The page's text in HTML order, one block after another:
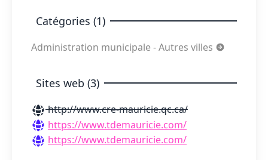
Catégories (1)
Administration municipale - Autres villes
Sites web (3)
http://www.cre-mauricie.qc.ca/
https://www.tdemauricie.com/
https://www.tdemauricie.com/